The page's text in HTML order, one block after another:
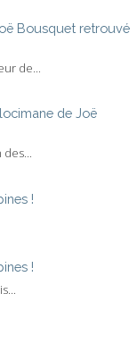
Bousquet retrouvé
de...
de Joë
!
!